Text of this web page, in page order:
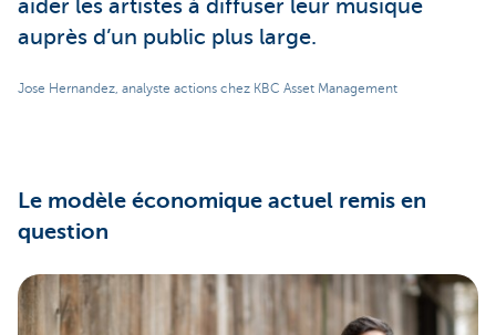
aider les artistes à diffuser leur musique
auprès d’un public plus large.
Jose Hernandez, analyste actions chez KBC Asset Management
Le modèle économique actuel remis en
question